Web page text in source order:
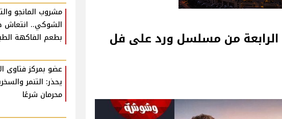
الرابعة من مسلسل ورد على فل
مشروب المانجو
الشوكي..
بطعم الفاكهة
عضو بمركز فتاوى
يحذر: التنمر
محرمان شرعًا